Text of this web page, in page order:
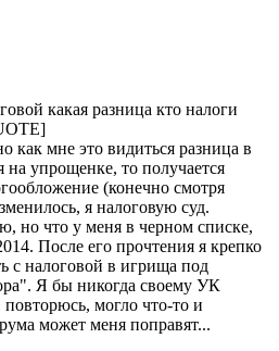
какая разница кто налоги
как мне это видиться разница в
на упрощенке, то получается
(конечно смотря
я налоговую суд.
но что у меня в черном списке,
После его прочтения я крепко
с налоговой в игрища под
Я бы никогда своему УК
повторюсь, могло что-то и
может меня поправят...